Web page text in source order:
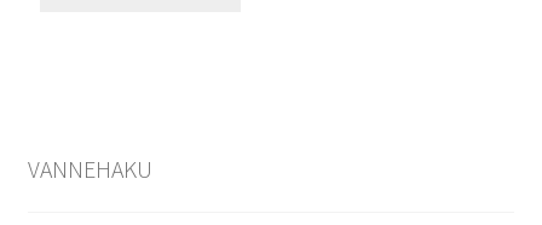
VANNEHAKU